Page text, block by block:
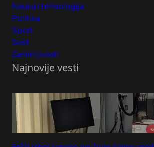
Nauka i tehnologija
Politika
Sport
Svet
Zanimljivosti
Najnovije vesti